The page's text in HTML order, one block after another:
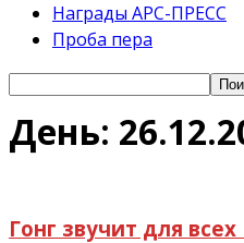
Награды АРС-ПРЕСС
Проба пера
День:
Гонг звучит для